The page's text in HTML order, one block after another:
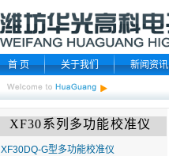
首 页 关于我们 新闻资讯
XF30系列多功能校准仪
XF30DQ-G型多功能校准仪